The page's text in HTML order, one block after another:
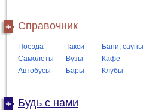
Справочник
Поезда Такси
Бани, сауны
Самолеты
Вузы
Кафе
Автобусы
Бары Клубы
Будь с нами